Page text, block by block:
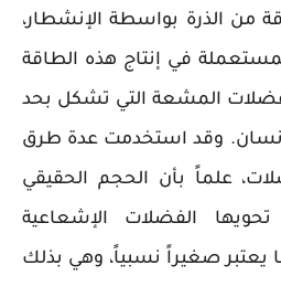
من الذرة بواسطة الإنشطار،
في إنتاج هذه الطاقة
المشعة التي تشكل بحد
وقد استخدمت عدة طرق
علماً بأن الحجم الحقيقي
الفضلات الإشعاعية
يعتبر صغيراً نسبياً، وهي بذلك